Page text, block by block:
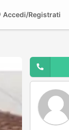
Accedi/Registrati